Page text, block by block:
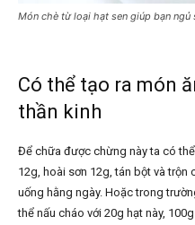
Món chè từ loại hạt sen giúp bạn ngủ
Có thể tạo ra món
thần kinh
Để chữa được chừng này ta có
12g, hoài sơn 12g, tán bột và trộn
uống hằng ngày. Hoặc trong
thể nấu cháo với 20g hạt này,